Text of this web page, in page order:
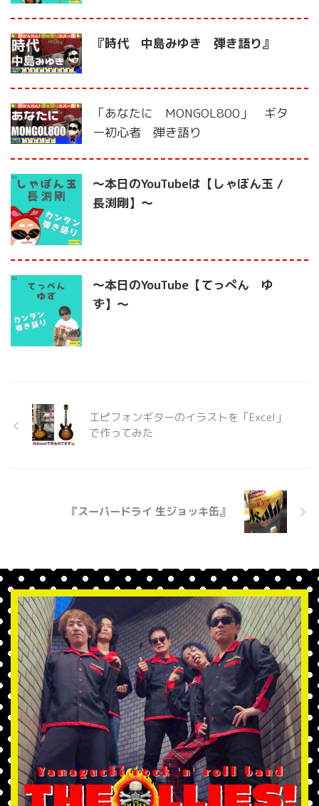
『時代 中島みゆき 弾き語り』
「あなたに MONGOL800」 ギタ
ー初心者 弾き語り
〜本日のYouTubeは【しゃぼん玉 /
長渕剛】〜
〜本日のYouTube【てっぺん ゆ
ず】〜
エピフォンギターのイラストを「Excel」
で作ってみた
『スーパードライ 生ジョッキ缶』